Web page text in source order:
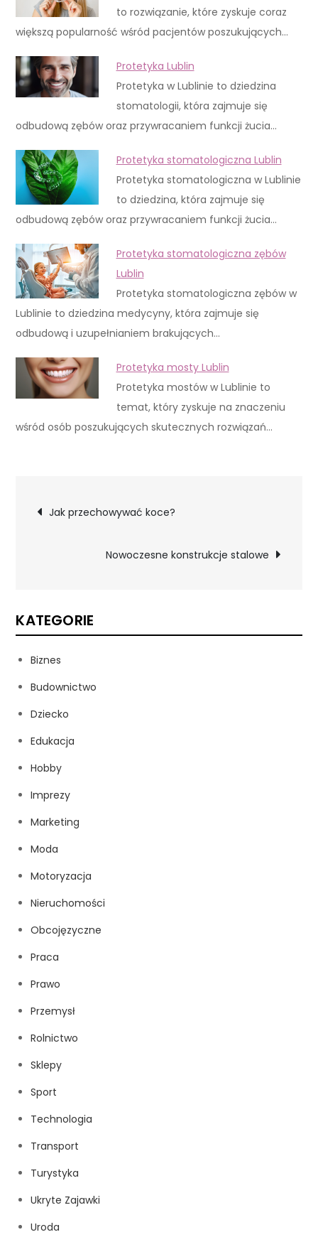
to rozwiązanie, które zyskuje coraz
większą popularność wśród pacjentów poszukujących…
Protetyka Lublin
Protetyka w Lublinie to dziedzina
stomatologii, która zajmuje się
odbudową zębów oraz przywracaniem funkcji żucia…
Protetyka stomatologiczna Lublin
Protetyka stomatologiczna w Lublinie
to dziedzina, która zajmuje się
odbudową zębów oraz przywracaniem funkcji żucia…
Protetyka stomatologiczna zębów
Lublin
Protetyka stomatologiczna zębów w
Lublinie to dziedzina medycyny, która zajmuje się
odbudową i uzupełnianiem brakujących…
Protetyka mosty Lublin
Protetyka mostów w Lublinie to
temat, który zyskuje na znaczeniu
wśród osób poszukujących skutecznych rozwiązań…
Nawigacja
wpisu
Jak przechowywać koce?
Nowoczesne konstrukcje stalowe
KATEGORIE
Biznes
Budownictwo
Dziecko
Edukacja
Hobby
Imprezy
Marketing
Moda
Motoryzacja
Nieruchomości
Obcojęzyczne
Praca
Prawo
Przemysł
Rolnictwo
Sklepy
Sport
Technologia
Transport
Turystyka
Ukryte Zajawki
Uroda